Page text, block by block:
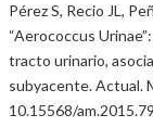
Pérez S, Recio JL,
“Aerococcus
tracto urinario,
subyacente. Actual.
10.15568/